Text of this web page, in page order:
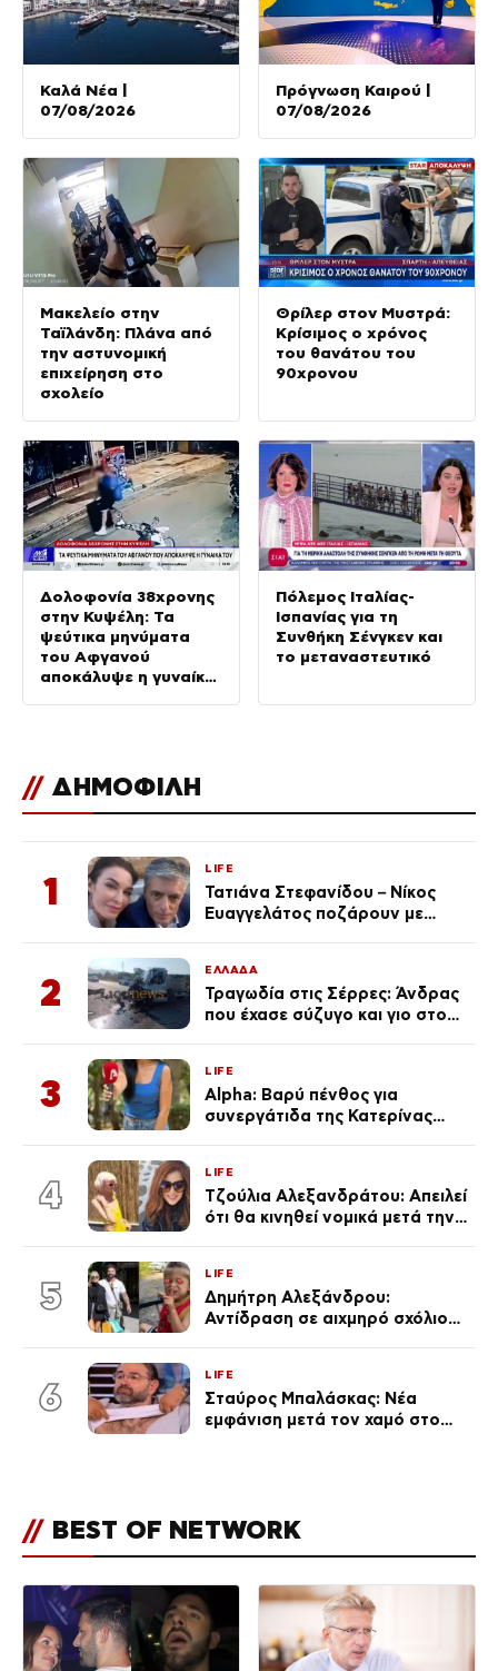
Καλά Νέα |
07/08/2026
Πρόγνωση Καιρού |
07/08/2026
Μακελείο στην
Ταϊλάνδη: Πλάνα από
την αστυνομική
επιχείρηση στο
σχολείο
Θρίλερ στον Μυστρά:
Κρίσιμος ο χρόνος
του θανάτου του
90χρονου
Δολοφονία 38χρονης
στην Κυψέλη: Τα
ψεύτικα μηνύματα
του Αφγανού
αποκάλυψε η γυναίκα
Πόλεμος Ιταλίας-
Ισπανίας για τη
Συνθήκη Σένγκεν και
το μεταναστευτικό
// ΔΗΜΟΦΙΛΗ
1
LIFE
Τατιάνα Στεφανίδου – Νίκος
Ευαγγελάτος ποζάρουν με
2
ΕΛΛΑΔΑ
Τραγωδία στις Σέρρες: Άνδρας
που έχασε σύζυγο και γιο στο
3
LIFE
Alpha: Βαρύ πένθος για
συνεργάτιδα της Κατερίνας
του Θεού»
4
LIFE
Τζούλια Αλεξανδράτου: Απειλεί
ότι θα κινηθεί νομικά μετά την
5
LIFE
Δημήτρη Αλεξάνδρου:
Αντίδραση σε αιχμηρό σχόλιο
6
LIFE
Σταύρος Μπαλάσκας: Νέα
εμφάνιση μετά τον χαμό στο
// BEST OF NETWORK